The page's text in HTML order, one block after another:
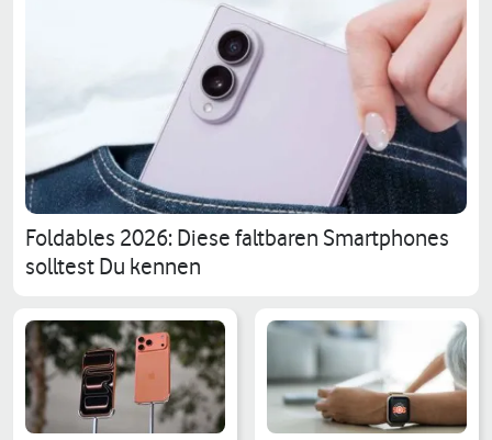
Foldables 2026: Diese faltbaren Smartphones
solltest Du kennen